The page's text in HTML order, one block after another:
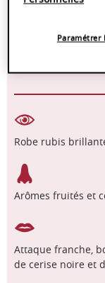
2022 - 2025
Robe rubis
Arômes fruités et
Attaque franche,
de cerise noire et
Paramétrer